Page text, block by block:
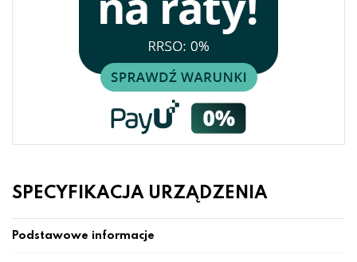
SPECYFIKACJA URZĄDZENIA
Podstawowe informacje